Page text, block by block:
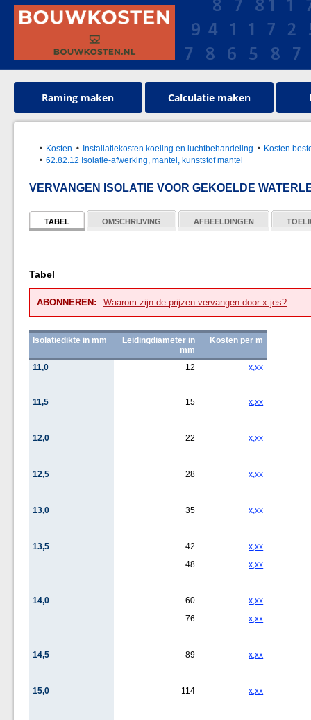
Raming maken Calculatie maken
Kosten Installatiekosten koeling en luchtbehandeling
Kosten
62.82.12 Isolatie-afwerking, mantel, kunststof mantel
VERVANGEN ISOLATIE VOOR GEKOELDE
TABEL OMSCHRIJVING AFBEELDINGEN
Tabel
ABONNEREN: Waarom zijn de prijzen vervangen door x-jes?
Isolatiedikte in mm
Leidingdiameter in
mm
Kosten per m
11,0 12 x,xx
11,5 15 x,xx
12,0 22 x,xx
12,5 28 x,xx
13,0 35 x,xx
13,5 42
x,xx
48
x,xx
14,0 60
x,xx
76
x,xx
14,5 89 x,xx
15,0 114 x,xx